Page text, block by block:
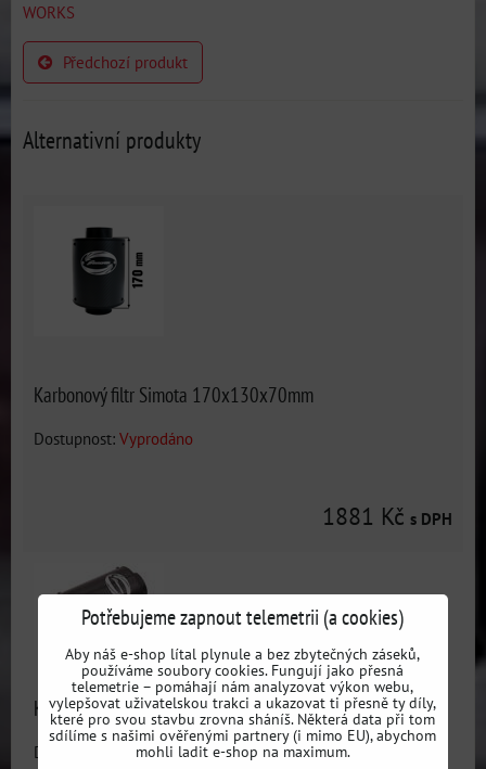
WORKS
Předchozí produkt
Alternativní produkty
Karbonový filtr Simota 170x130x70mm
Dostupnost: Vyprodáno
1881 Kč s DPH
Karbonový filtr Simota 200x130 77mm
Dostupnost: Vyprodáno
Potřebujeme zapnout telemetrii (a cookies)
Aby náš e-shop lítal plynule a bez zbytečných záseků,
používáme soubory cookies. Fungují jako přesná
telemetrie – pomáhají nám analyzovat výkon webu,
vylepšovat uživatelskou trakci a ukazovat ti přesně ty díly,
které pro svou stavbu zrovna sháníš. Některá data při tom
sdílíme s našimi ověřenými partnery (i mimo EU), abychom
mohli ladit e-shop na maximum.